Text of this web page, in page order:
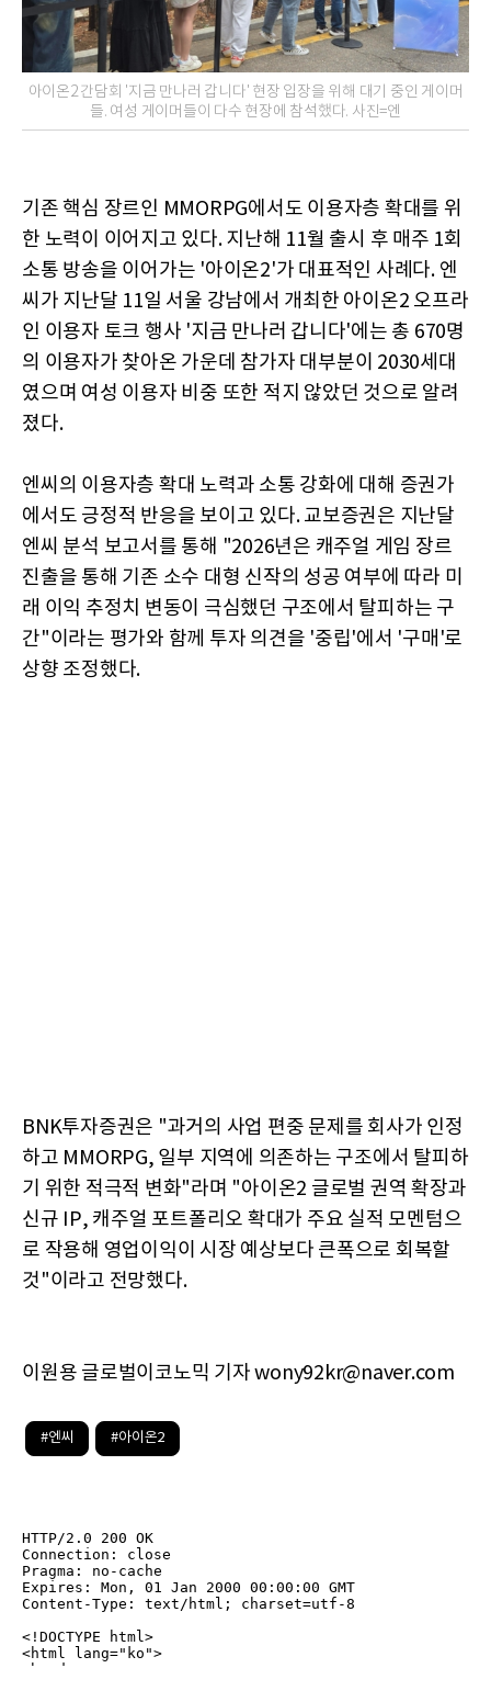
아이온2 간담회 '지금 만나러 갑니다' 현장 입장을 위해 대기 중인 게이머
들. 여성 게이머들이 다수 현장에 참석했다. 사진=엔
기존 핵심 장르인 MMORPG에서도 이용자층 확대를 위
한 노력이 이어지고 있다. 지난해 11월 출시 후 매주 1회
소통 방송을 이어가는 '아이온2'가 대표적인 사례다. 엔
씨가 지난달 11일 서울 강남에서 개최한 아이온2 오프라
인 이용자 토크 행사 '지금 만나러 갑니다'에는 총 670명
의 이용자가 찾아온 가운데 참가자 대부분이 2030세대
였으며 여성 이용자 비중 또한 적지 않았던 것으로 알려
졌다.
엔씨의 이용자층 확대 노력과 소통 강화에 대해 증권가
에서도 긍정적 반응을 보이고 있다. 교보증권은 지난달
엔씨 분석 보고서를 통해 "2026년은 캐주얼 게임 장르
진출을 통해 기존 소수 대형 신작의 성공 여부에 따라 미
래 이익 추정치 변동이 극심했던 구조에서 탈피하는 구
간"이라는 평가와 함께 투자 의견을 '중립'에서 '구매'로
상향 조정했다.
BNK투자증권은 "과거의 사업 편중 문제를 회사가 인정
하고 MMORPG, 일부 지역에 의존하는 구조에서 탈피하
기 위한 적극적 변화"라며 "아이온2 글로벌 권역 확장과
신규 IP, 캐주얼 포트폴리오 확대가 주요 실적 모멘텀으
로 작용해 영업이익이 시장 예상보다 큰폭으로 회복할
것"이라고 전망했다.
이원용 글로벌이코노믹 기자 wony92kr@naver.com
#엔씨 #아이온2